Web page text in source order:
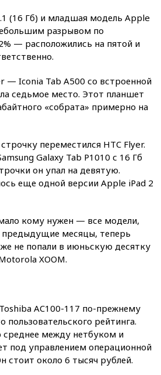
(16 Гб) и младшая модель Apple
разрывом по
— расположились на пятой и
— Iconia Tab A500 со встроенной
седьмое место. Этот планшет
«собрата» примерно на
переместился HTC Flyer.
Galaxy Tab P1010 с 16 Гб
он упал на девятую.
еще одной версии Apple iPad 2
кому нужен — все модели,
месяцы, теперь
не попали в июньскую десятку
XOOM.
AC100-117 по-прежнему
пользовательского рейтинга.
между нетбуком и
под управлением операционной
стоит около 6 тысяч рублей.